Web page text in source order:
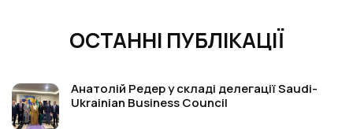
ОСТАННІ ПУБЛІКАЦІЇ
Анатолій Редер у складі делегації Saudi-
Ukrainian Business Council